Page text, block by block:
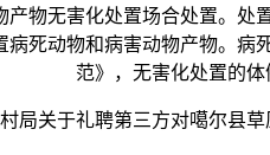
物无害化处置场合处置。
死动物和病害动物产物。
范》，无害化处置的
关于礼聘第三方对噶尔县草